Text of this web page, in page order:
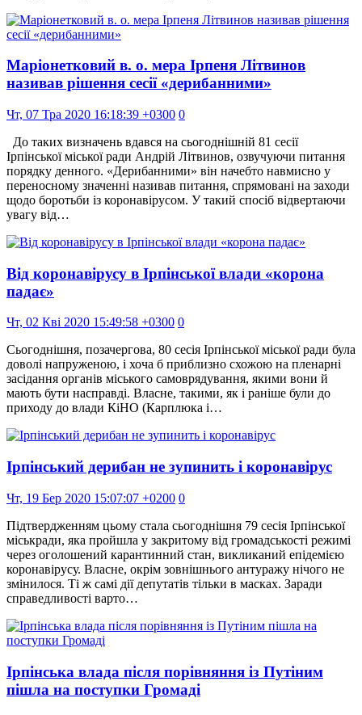
Маріонетковий в. о. мера Ірпеня Літвинов
називав рішення сесії «дерибанними»
Чт, 07 Тра 2020 16:18:39 +0300 0
До таких визначень вдався на сьогоднішній 81 сесії
Ірпінської міської ради Андрій Літвинов, озвучуючи питання
порядку денного. «Дерибанними» він начебто навмисно у
переносному значенні називав питання, спрямовані на заходи
щодо боротьби із коронавірусом. У такий спосіб відвертаючи
увагу від…
Від коронавірусу в Ірпінської влади «корона
падає»
Чт, 02 Кві 2020 15:49:58 +0300 0
Сьогоднішня, позачергова, 80 сесія Ірпінської міської ради була
доволі напруженою, і хоча б приблизно схожою на пленарні
засідання органів міського самоврядування, якими вони й
мають бути насправді. Власне, такими, як і раніше були до
приходу до влади КіНО (Карплюка і…
Ірпінський дерибан не зупинить і коронавірус
Чт, 19 Бер 2020 15:07:07 +0200 0
Підтвердженням цьому стала сьогоднішня 79 сесія Ірпінської
міськради, яка пройшла у закритому від громадськості режимі
через оголошений карантинний стан, викликаний епідемією
коронавірусу. Власне, окрім зовнішнього антуражу нічого не
змінилося. Ті ж самі дії депутатів тільки в масках. Заради
справедливості варто…
Ірпінська влада після порівняння із Путіним
пішла на поступки Громаді